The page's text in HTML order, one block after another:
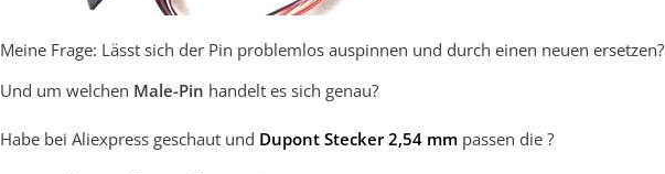
Meine Frage: Lässt sich der Pin problemlos auspinnen und durch einen neuen ersetzen?
Und um welchen Male-Pin handelt es sich genau?
Habe bei Aliexpress geschaut und Dupont Stecker 2,54 mm passen die ?